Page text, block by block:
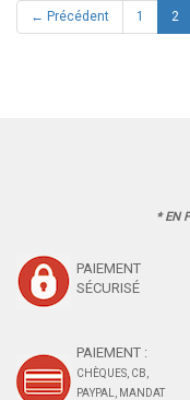
← Précédent 1 2
* EN
PAIEMENT
SÉCURISÉ
PAIEMENT :
CHÈQUES, CB,
PAYPAL, MANDAT